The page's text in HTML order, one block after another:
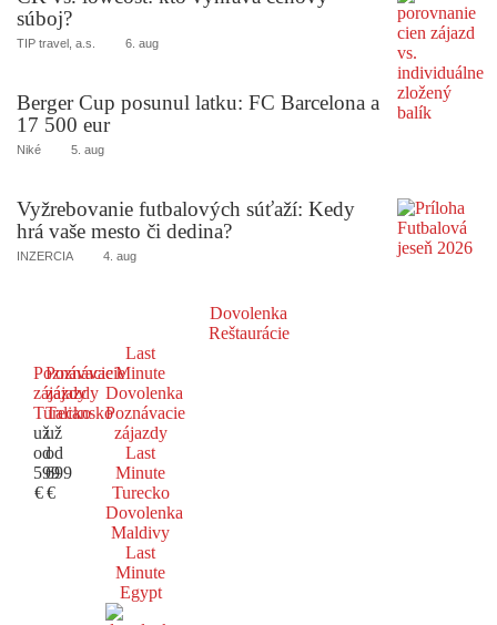
súboj?
TIP travel, a.s. 6. aug
Berger Cup posunul latku: FC Barcelona a
17 500 eur
Niké 5. aug
Vyžrebovanie futbalových súťaží: Kedy
hrá vaše mesto či dedina?
INZERCIA 4. aug
Dovolenka
Reštaurácie
Poznávacie
zájazdy
Turecko
už
od
599
€
Poznávacie
zájazdy
Taliansko
už
od
699
€
Last
Minute
Dovolenka
Poznávacie
zájazdy
Last
Minute
Turecko
Dovolenka
Maldivy
Last
Minute
Egypt